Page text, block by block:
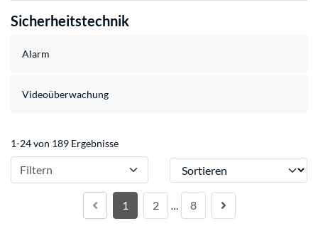
Sicherheitstechnik
Alarm
Videoüberwachung
1-24 von 189 Ergebnisse
Filtern Sortieren
1 2 … 8